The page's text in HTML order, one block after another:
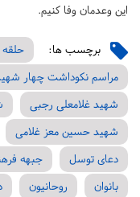
این وعدمان وفا کنیم.
برچسب ها:
مراسم نکوداشت چهار
شهید غلامعلی رجبی
شهید حسین معز غلامی
دعای توسل
جبهه
بانوان
روحانیون